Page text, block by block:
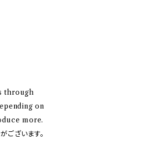
through
on
more.
ざいます。